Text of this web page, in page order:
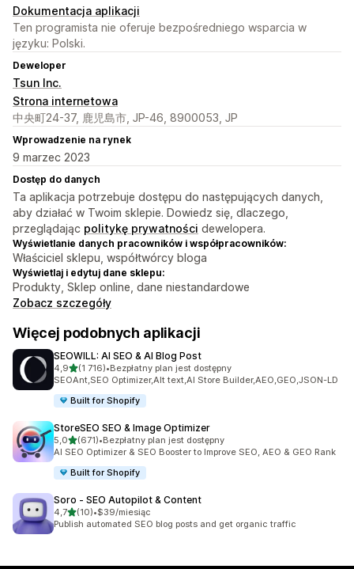
Dokumentacja aplikacji
Ten programista nie oferuje bezpośredniego wsparcia w
języku: Polski.
Deweloper
Tsun Inc.
Strona internetowa
中央町24-37, 鹿児島市, JP-46, 8900053, JP
Wprowadzenie na rynek
9 marzec 2023
Dostęp do danych
Ta aplikacja potrzebuje dostępu do następujących danych,
aby działać w Twoim sklepie. Dowiedz się, dlaczego,
przeglądając politykę prywatności dewelopera.
Wyświetlanie danych pracowników i współpracowników:
Właściciel sklepu, współtwórcy bloga
Wyświetlaj i edytuj dane sklepu:
Produkty, Sklep online, dane niestandardowe
Zobacz szczegóły
Więcej podobnych aplikacji
SEOWILL: AI SEO & AI Blog Post
4,9na 5 gwiazdek
(1 716)
Łączna liczba recenzji: 1716
•Bezpłatny plan jest dostępny
SEOAnt,SEO Optimizer,Alt text,AI Store Builder,AEO,GEO,JSON-LD
Built for Shopify
StoreSEO SEO & Image Optimizer
5,0na 5 gwiazdek
(671)
Łączna liczba recenzji: 671
•Bezpłatny plan jest dostępny
AI SEO Optimizer & SEO Booster to Improve SEO, AEO & GEO Rank
Built for Shopify
Soro ‑ SEO Autopilot & Content
4,7na 5 gwiazdek
(10)
Łączna liczba recenzji: 10
•$39/miesiąc
Publish automated SEO blog posts and get organic traffic